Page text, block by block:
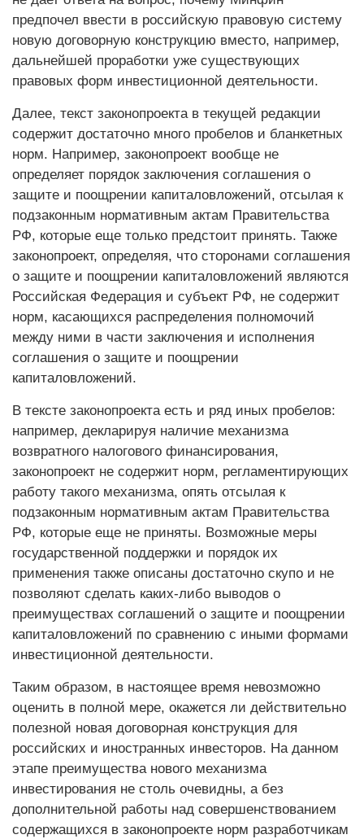
предпочел ввести в российскую правовую систему
новую договорную конструкцию вместо, например,
дальнейшей проработки уже существующих
правовых форм инвестиционной деятельности.
Далее, текст законопроекта в текущей редакции
содержит достаточно много пробелов и бланкетных
норм. Например, законопроект вообще не
определяет порядок заключения соглашения о
защите и поощрении капиталовложений, отсылая к
подзаконным нормативным актам Правительства
РФ, которые еще только предстоит принять. Также
законопроект, определяя, что сторонами соглашения
о защите и поощрении капиталовложений являются
Российская Федерация и субъект РФ, не содержит
норм, касающихся распределения полномочий
между ними в части заключения и исполнения
соглашения о защите и поощрении
капиталовложений.
В тексте законопроекта есть и ряд иных пробелов:
например, декларируя наличие механизма
возвратного налогового финансирования,
законопроект не содержит норм, регламентирующих
работу такого механизма, опять отсылая к
подзаконным нормативным актам Правительства
РФ, которые еще не приняты. Возможные меры
государственной поддержки и порядок их
применения также описаны достаточно скупо и не
позволяют сделать каких-либо выводов о
преимуществах соглашений о защите и поощрении
капиталовложений по сравнению с иными формами
инвестиционной деятельности.
Таким образом, в настоящее время невозможно
оценить в полной мере, окажется ли действительно
полезной новая договорная конструкция для
российских и иностранных инвесторов. На данном
этапе преимущества нового механизма
инвестирования не столь очевидны, а без
дополнительной работы над совершенствованием
содержащихся в законопроекте норм разработчикам